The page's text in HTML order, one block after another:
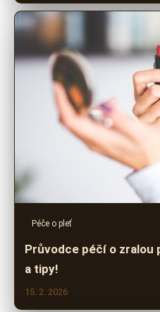
Péče o pleť
Průvodce péčí o
a tipy!
15. 2. 2026